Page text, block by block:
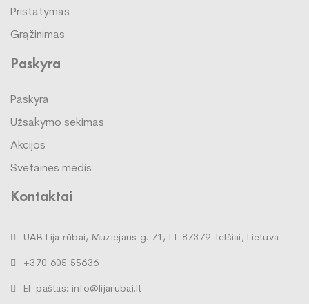
Pristatymas
Grąžinimas
Paskyra
Paskyra
Užsakymo sekimas
Akcijos
Svetaines medis
Kontaktai
UAB Lija rūbai, Muziejaus g. 71, LT-87379 Telšiai, Lietuva
+370 605 55636
El. paštas: info@lijarubai.lt